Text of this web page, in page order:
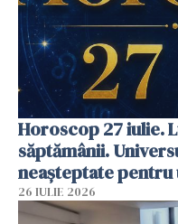
Horoscop 27 iulie.
săptămânii.
neașteptate pentru
26 IULIE 2026